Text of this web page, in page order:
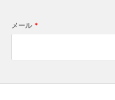
メール *